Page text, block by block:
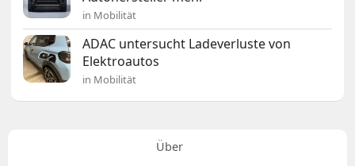
in Mobilität
ADAC untersucht Ladeverluste von
Elektroautos
in Mobilität
Über